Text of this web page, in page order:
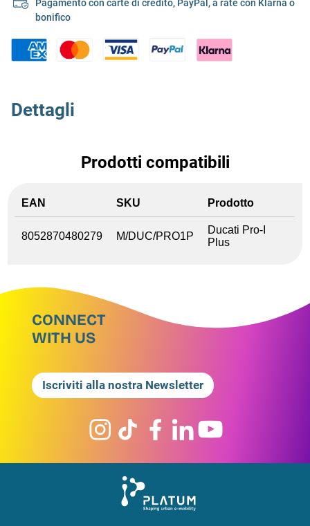
Pagamento con carte di credito, PayPal, a rate con Klarna o
bonifico
Dettagli
Prodotti compatibili
EAN SKU Prodotto
8052870480279 M/DUC/PRO1P
Ducati Pro-I
Plus
CONNECT
WITH US
Iscriviti alla nostra Newsletter